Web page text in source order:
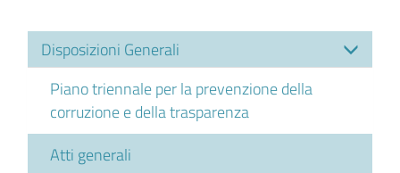
Disposizioni Generali
Piano triennale per la prevenzione della
corruzione e della trasparenza
Atti generali